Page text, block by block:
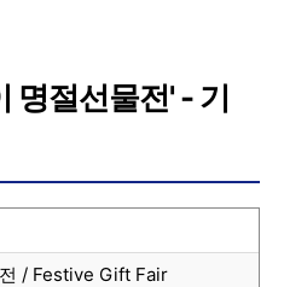
명절선물전' - 기
/ Festive Gift Fair